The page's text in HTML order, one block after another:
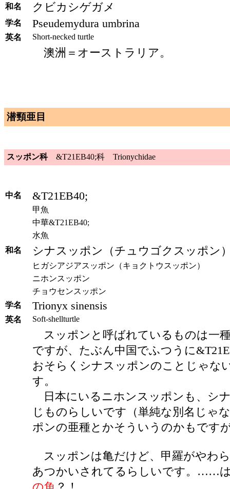
和名 クビカシゲガメ
学名 Pseudemydura umbrina
英名 Short-necked turtle
澳洲＝オーストラリア。
潜頸亜目
スッポン科&T21EB40;科 Trionychidae
中名 &T21EB40;
甲魚
中華&T21EB40;
水魚
和名
シナスッポン（チュウゴクスッポン
ヒガシアジアスッポン（キョクトウスッポン）
ニホンスッポン
チョウセンスッポン
学名
Trionyx sinensis
英名 Soft-shellturtle
スッポンと呼ばれているものは一
ですが、たぶん中国でふつうに
おそらくシナスッポンのことじゃな
す。
日本にいるニホンスッポンも、シ
じものらしいです（単純な別名じゃ
ポンの亜種とかそういうのかもです
スッポンは亀だけど、甲羅がやわ
あつかいされてるらしいです。……